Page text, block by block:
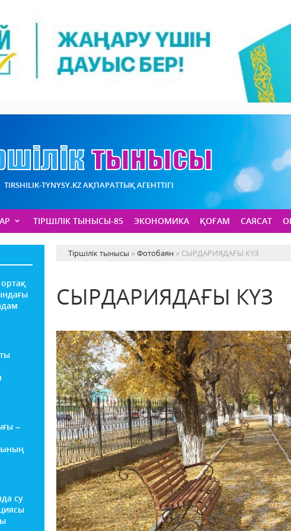
TIRSHILIK-TYNYSY.KZ АҚПАРАТТЫҚ АГЕНТТІГІ
ТІРШІЛІК ТЫНЫСЫ-85 ЭКОНОМИКА ҚОҒАМ САЯСАТ
–
су
Тіршілік тынысы »Фотобаян » СЫРДАРИЯДАҒЫ КҮЗ
СЫРДАРИЯДАҒЫ КҮЗ